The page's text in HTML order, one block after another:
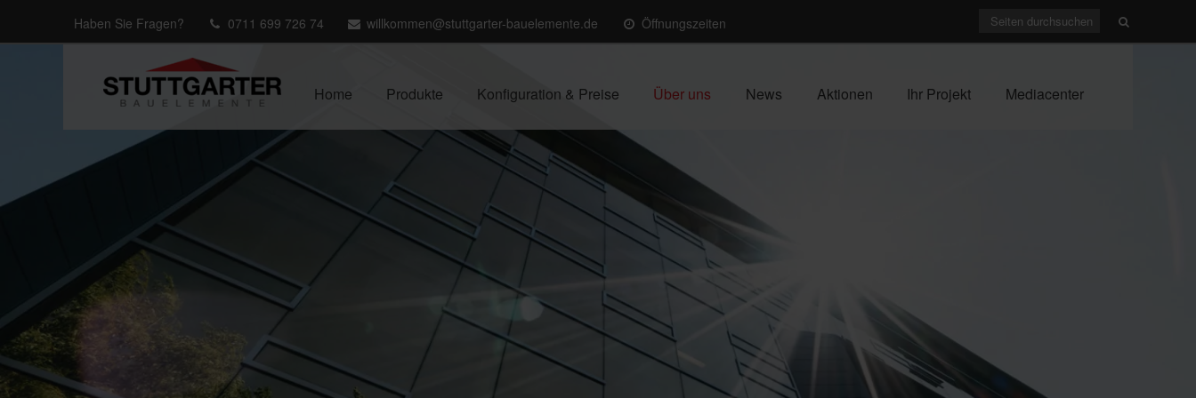
Haben Sie Fragen? 0711 699 726 74 willkommen@stuttgarter-bauelemente.de Öffnungszeiten
Home Produkte Konfiguration & Preise Über uns News Aktionen Ihr Projekt Mediacenter